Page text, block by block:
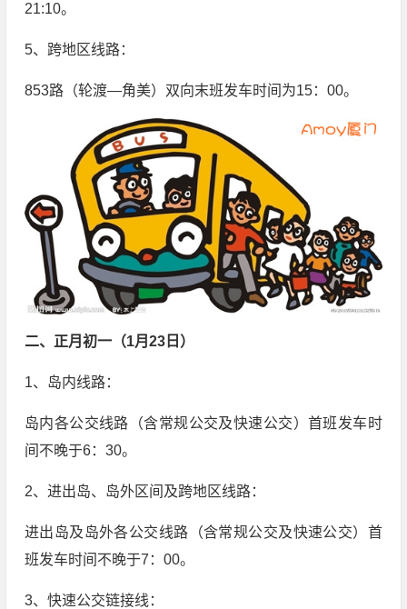
21:10。
5、跨地区线路：
853路（轮渡—角美）双向末班发车时间为15：00。
二、正月初一（1月23日）
1、岛内线路：
岛内各公交线路（含常规公交及快速公交）首班发车时
间不晚于6：30。
2、进出岛、岛外区间及跨地区线路：
进出岛及岛外各公交线路（含常规公交及快速公交）首
班发车时间不晚于7：00。
3、快速公交链接线：